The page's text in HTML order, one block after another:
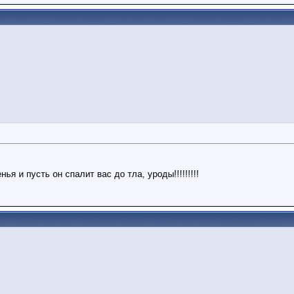
и пусть он спалит вас до тла, уроды!!!!!!!!!